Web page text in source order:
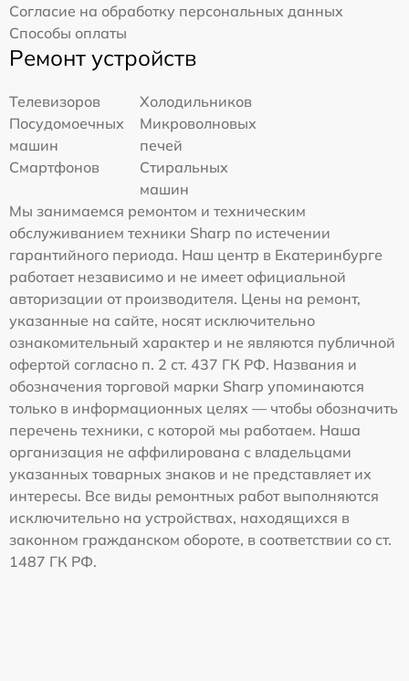
Согласие на обработку персональных данных
Способы оплаты
Ремонт устройств
Телевизоров
Холодильников
Посудомоечных
машин
Микроволновых
печей
Смартфонов
Стиральных
машин
Мы занимаемся ремонтом и техническим
обслуживанием техники Sharp по истечении
гарантийного периода. Наш центр в Екатеринбурге
работает независимо и не имеет официальной
авторизации от производителя. Цены на ремонт,
указанные на сайте, носят исключительно
ознакомительный характер и не являются публичной
офертой согласно п. 2 ст. 437 ГК РФ. Названия и
обозначения торговой марки Sharp упоминаются
только в информационных целях — чтобы обозначить
перечень техники, с которой мы работаем. Наша
организация не аффилирована с владельцами
указанных товарных знаков и не представляет их
интересы. Все виды ремонтных работ выполняются
исключительно на устройствах, находящихся в
законном гражданском обороте, в соответствии со ст.
1487 ГК РФ.